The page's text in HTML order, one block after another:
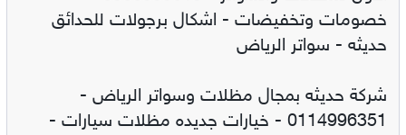
خصومات وتخفيضات - اشكال برجولات للحدائق
حديثه - سواتر الرياض
شركة حديثه بمجال مظلات وسواتر الرياض -
0114996351 - خيارات جديده مظلات سيارات -